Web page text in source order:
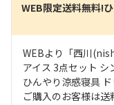
WEB限定送料無料!
WEBより「西川
アイス 3点セット
ひんやり涼感寝具
ご購入のお客様は送